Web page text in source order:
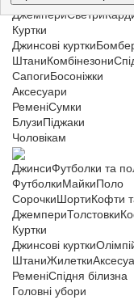
ДжемпериСветри
Куртки
Джинсові куртки
ШтаниКомбінезони
СапогиБосоніжки
Аксесуари
РеменіСумки
БлузиПіджаки
Чоловікам
ДжинсиФутболки та
ФутболкиМайкиПоло
СорочкиШортиКофти
ДжемпериТолстовки
Куртки
Джинсові куртки
ШтаниЖилетки
РеменіСпідня білизна
Головні убори